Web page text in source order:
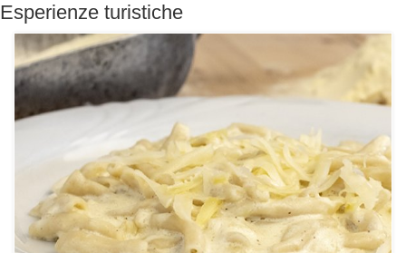
Esperienze turistiche